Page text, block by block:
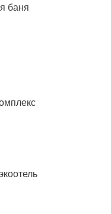
баня